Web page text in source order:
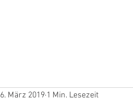
6. März 2019 1 Min. Lesezeit